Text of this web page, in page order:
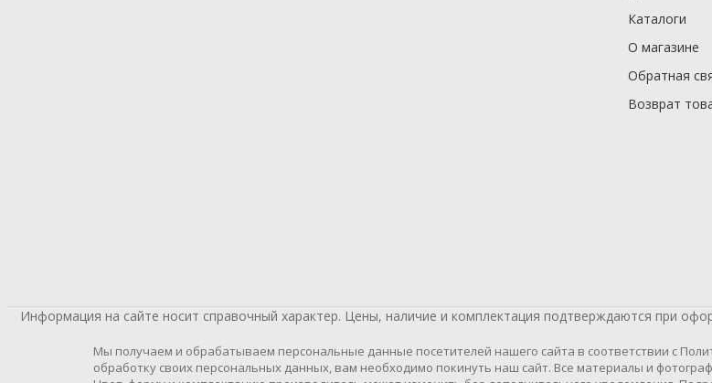
Каталоги
О магазине
Обратная
Возврат
Информация на сайте носит справочный характер. Цены, наличие и комплектация подтверждаются при
Мы получаем и обрабатываем персональные данные посетителей нашего сайта в соответствии с
обработку своих персональных данных, вам необходимо покинуть наш сайт. Все материалы и